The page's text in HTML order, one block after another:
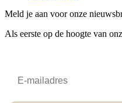
Meld je aan voor onze
Als eerste op de hoogte van